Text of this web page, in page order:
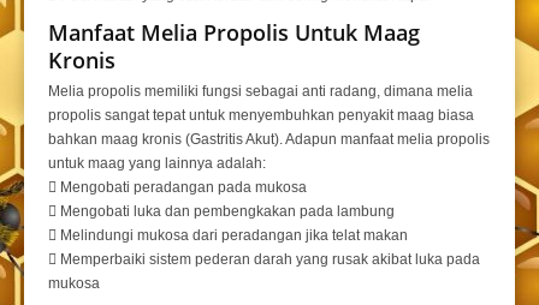
Manfaat Melia Propolis Untuk Maag
Kronis
Melia propolis memiliki fungsi sebagai anti radang, dimana melia
propolis sangat tepat untuk menyembuhkan penyakit maag biasa
bahkan maag kronis (Gastritis Akut). Adapun manfaat melia propolis
untuk maag yang lainnya adalah:
 Mengobati peradangan pada mukosa
 Mengobati luka dan pembengkakan pada lambung
 Melindungi mukosa dari peradangan jika telat makan
 Memperbaiki sistem pederan darah yang rusak akibat luka pada
mukosa